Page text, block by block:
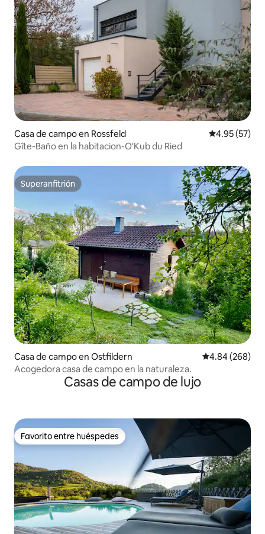
Casa de campo en Rossfeld Calificación
4.95 (57)
Gîte-Baño en la habitacion-O'Kub du Ried
Superanfitrión
Superanfitrión
Casa de campo en Ostfildern Calificación
4.84 (268)
Acogedora casa de campo en la naturaleza.
Casas de campo de lujo
Favorito entre huéspedes
Favorito entre huéspedes